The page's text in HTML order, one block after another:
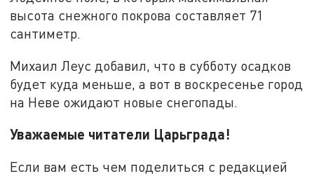
высота снежного покрова составляет 71
сантиметр.
Михаил Леус добавил, что в субботу осадков
будет куда меньше, а вот в воскресенье город
на Неве ожидают новые снегопады.
Уважаемые читатели Царьграда!
Если вам есть чем поделиться с редакцией